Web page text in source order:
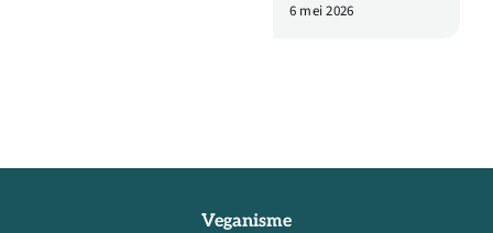
6 mei 2026
Veganisme